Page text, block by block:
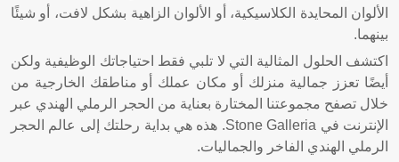
الألوان المحايدة الكلاسيكية، أو الألوان الزاهية بشكل لافت، أو شيئًا
بينهما.
اكتشف الحلول المثالية التي لا تلبي فقط احتياجاتك الوظيفية ولكن
أيضًا تعزز جمالية منزلك أو مكان عملك أو مناطقك الخارجية من
خلال تصفح مجموعتنا المختارة بعناية من الحجر الرملي الهندي عبر
الإنترنت في Stone Galleria. هذه هي بداية رحلتك إلى عالم الحجر
الرملي الهندي الفاخر والجماليات.